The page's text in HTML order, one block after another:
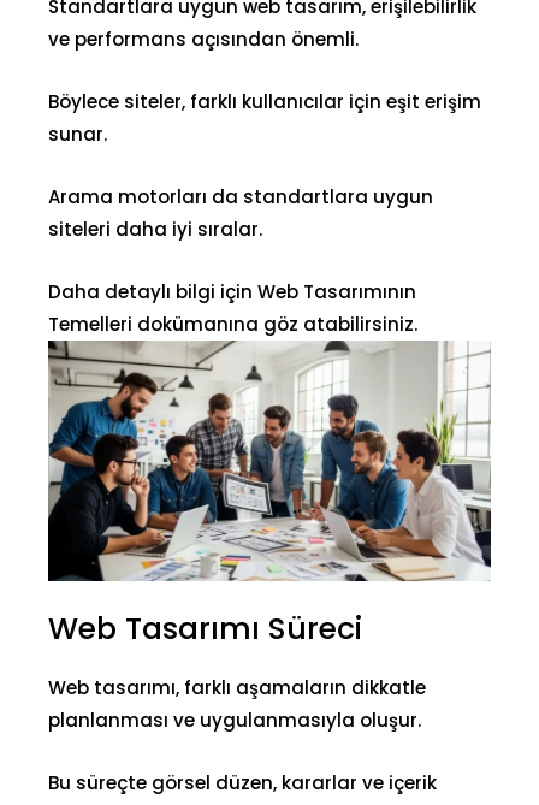
Standartlara uygun web tasarım, erişilebilirlik
ve performans açısından önemli.
Böylece siteler, farklı kullanıcılar için eşit erişim
sunar.
Arama motorları da standartlara uygun
siteleri daha iyi sıralar.
Daha detaylı bilgi için Web Tasarımının
Temelleri dokümanına göz atabilirsiniz.
Web Tasarımı Süreci
Web tasarımı, farklı aşamaların dikkatle
planlanması ve uygulanmasıyla oluşur.
Bu süreçte görsel düzen, kararlar ve içerik